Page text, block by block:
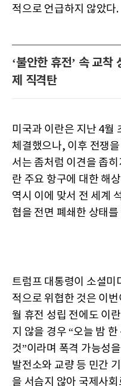
적으로 언급하지 않았다.
‘불안한 휴전’ 속 교
제 직격탄
미국과 이란은 지난 4월
체결했으나, 이후 전쟁
서는 좀처럼 이견을 좁
란 주요 항구에 대한 해
역시 이에 맞서 전 세계
협을 전면 폐쇄한 상태
트럼프 대통령이 소셜미
적으로 위협한 것은 이
월 휴전 성립 전에도 이
지 않을 경우 “오늘 밤
것”이라며 폭격 가능성
발전소와 교량 등 민간
을 서슴지 않아 국제사